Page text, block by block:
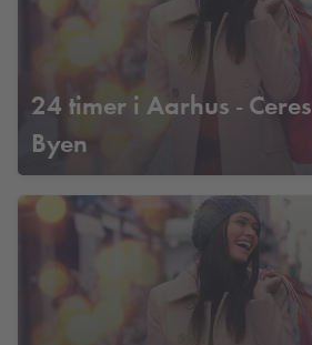
24 timer i Aarhus - Ceres
Byen